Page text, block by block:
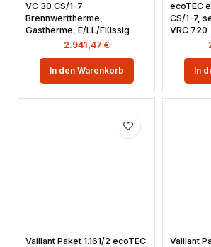
VC 30 CS/1-7
Brennwerttherme,
Gastherme, E/LL/Flüssig
2.941,47 €
In den Warenkorb
ecoTEC
CS/1-7,
VRC 720
In
Vaillant Paket 1.161/2 ecoTEC
Vaillant